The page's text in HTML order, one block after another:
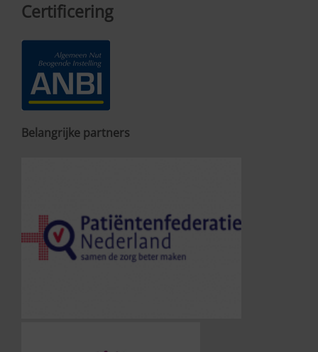
Certificering
Belangrijke partners